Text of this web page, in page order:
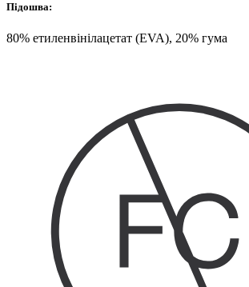
Підошва:
80% етиленвінілацетат (EVA), 20% гума